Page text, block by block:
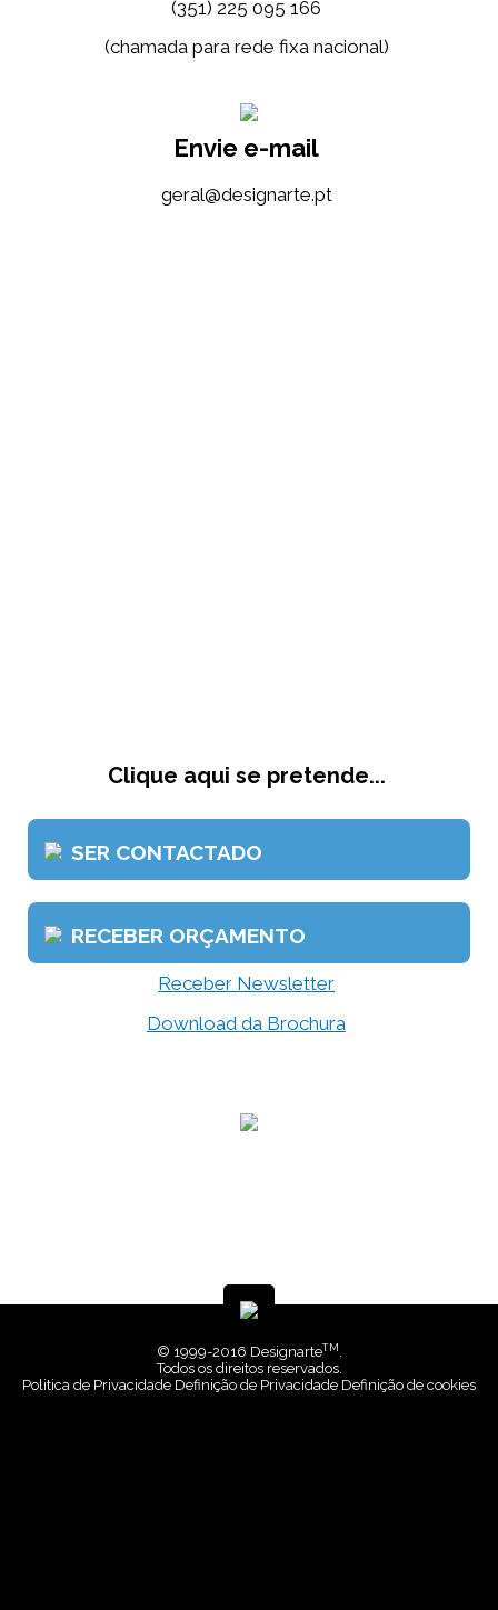
(351) 225 095 166
(chamada para rede fixa nacional)
Envie e-mail
tp.etrangised@lareg
Clique aqui se pretende...
SER CONTACTADO
RECEBER ORÇAMENTO
Receber Newsletter
Download da Brochura
© 1999-2016 DesignarteTM.
Todos os direitos reservados.
Politica de Privacidade Definição de Privacidade Definição de cookies